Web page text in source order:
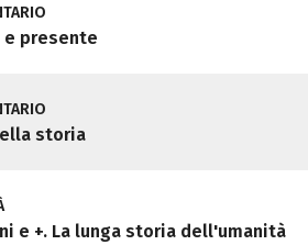
e presente
storia
e +. La lunga storia dell'umanità